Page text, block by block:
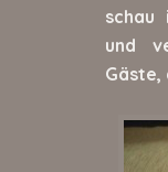
schau
und
Gäste,